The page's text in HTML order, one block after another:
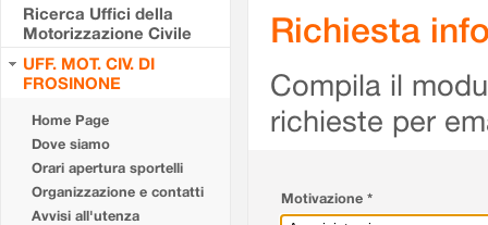
Ricerca Uffici della
Motorizzazione Civile
UFF. MOT. CIV. DI
FROSINONE
Home Page
Dove siamo
Orari apertura sportelli
Organizzazione e contatti
Avvisi all'utenza
Richiesta
Compila il
richieste per
Motivazione *